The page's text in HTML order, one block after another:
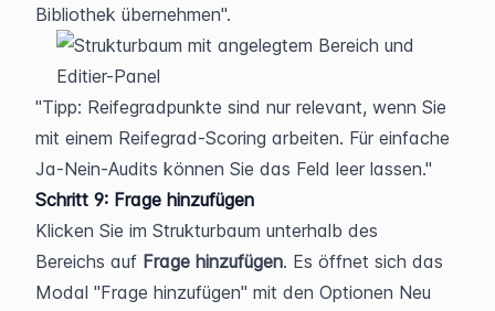
Bibliothek übernehmen".
Tipp: Reifegradpunkte sind nur relevant, wenn Sie
mit einem Reifegrad-Scoring arbeiten. Für einfache
Ja-Nein-Audits können Sie das Feld leer lassen.
Schritt 9: Frage hinzufügen
Klicken Sie im Strukturbaum unterhalb des
Bereichs auf Frage hinzufügen. Es öffnet sich das
Modal "Frage hinzufügen" mit den Optionen Neu